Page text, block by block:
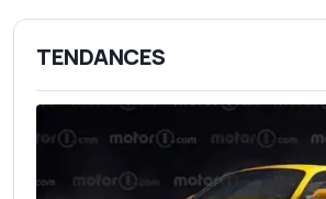
TENDANCES